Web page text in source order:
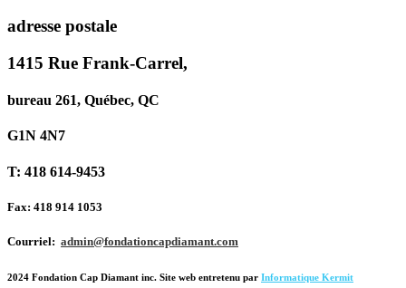
adresse postale
1415 Rue Frank-Carrel,
bureau 261, Québec, QC
G1N 4N7
T: 418 614-9453
Fax: 418 914 1053
Courriel: admin@fondationcapdiamant.com
2024 Fondation Cap Diamant inc. Site web entretenu par Informatique Kermit